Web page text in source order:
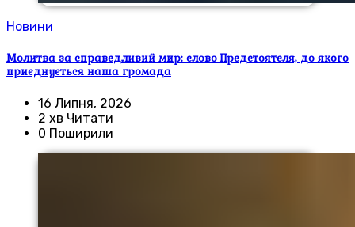
Новини
Молитва за справедливий мир: слово Предстоятеля, до якого
приєднується наша громада
16 Липня, 2026
2 хв Читати
0 Поширили